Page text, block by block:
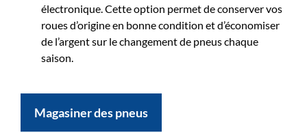
électronique. Cette option permet de conserver vos
roues d’origine en bonne condition et d’économiser
de l’argent sur le changement de pneus chaque
saison.
Magasiner des pneus